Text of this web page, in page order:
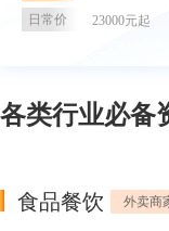
日常价 23000元起
各类行业必备
食品餐饮 外卖商